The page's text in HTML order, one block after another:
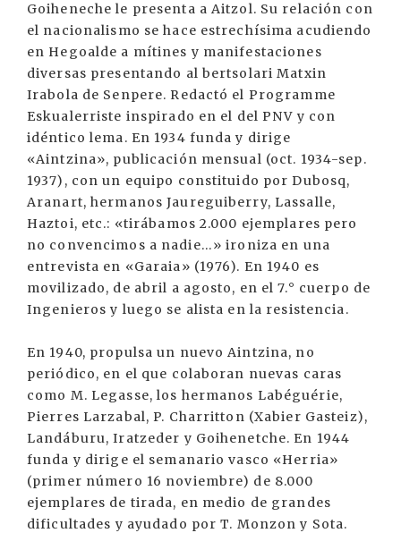
Goiheneche le presenta a Aitzol. Su relación con
el nacionalismo se hace estrechísima acudiendo
en Hegoalde a mítines y manifestaciones
diversas presentando al bertsolari Matxin
Irabola de Senpere. Redactó el Programme
Eskualerriste inspirado en el del PNV y con
idéntico lema. En 1934 funda y dirige
«Aintzina», publicación mensual (oct. 1934-sep.
1937), con un equipo constituido por Dubosq,
Aranart, hermanos Jaureguiberry, Lassalle,
Haztoi, etc.: «tirábamos 2.000 ejemplares pero
no convencimos a nadie...» ironiza en una
entrevista en «Garaia» (1976). En 1940 es
movilizado, de abril a agosto, en el 7.° cuerpo de
Ingenieros y luego se alista en la resistencia.
En 1940, propulsa un nuevo Aintzina, no
periódico, en el que colaboran nuevas caras
como M. Legasse, los hermanos Labéguérie,
Pierres Larzabal, P. Charritton (Xabier Gasteiz),
Landáburu, Iratzeder y Goihenetche. En 1944
funda y dirige el semanario vasco «Herria»
(primer número 16 noviembre) de 8.000
ejemplares de tirada, en medio de grandes
dificultades y ayudado por T. Monzon y Sota.